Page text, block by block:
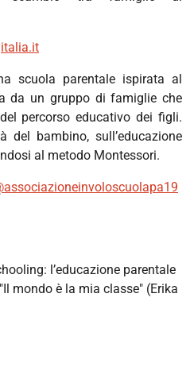
scuola parentale ispirata al
da un gruppo di famiglie che
percorso educativo dei figli.
bambino, sull’educazione
al metodo Montessori.
l’educazione parentale
"Il mondo è la mia classe" (Erika